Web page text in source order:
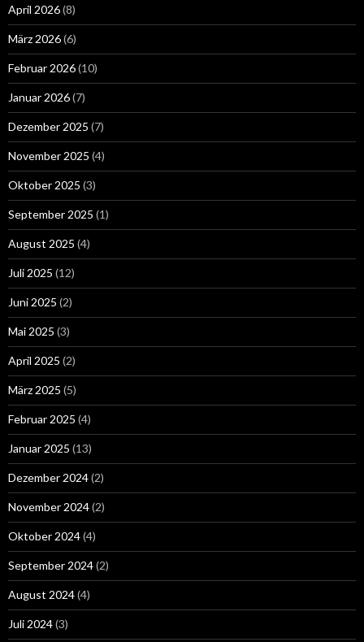
April 2026(8)
März 2026(6)
Februar 2026(10)
Januar 2026(7)
Dezember 2025 (7)
November 2025 (4)
Oktober 2025 (3)
September 2025 (1)
August 2025 (4)
Juli 2025 (12)
Juni 2025 (2)
Mai 2025 (3)
April 2025 (2)
März 2025 (5)
Februar 2025 (4)
Januar 2025 (13)
Dezember 2024(2)
November 2024(2)
Oktober 2024(4)
September 2024(2)
August 2024(4)
Juli 2024(3)